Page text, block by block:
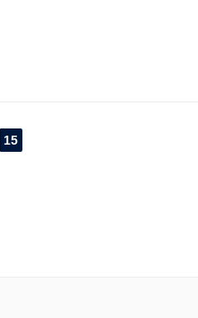
15